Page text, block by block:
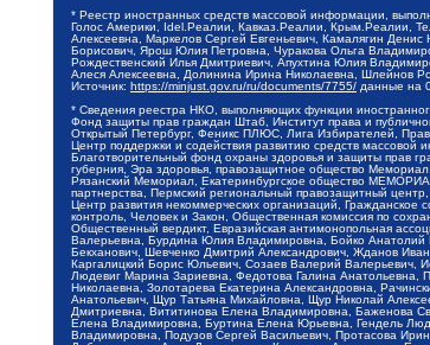
* Реестр иностранных средств массовой информации,
Голос Америки, Idel.Реалии, Кавказ.Реалии, Крым.Реалии,
Алексеевна, Маркелов Сергей Евгеньевич, Камалягин
Борисович, Ярош Юлия Петровна, Чуракова Ольга
Рождественский Илья Дмитриевич, Апухтина Юлия
Алеся Алексеевна, Долинина Ирина Николаевна, Шлейнов
Источник: https://minjust.gov.ru/ru/documents/7755/ данные на
* Сведения реестра НКО, выполняющих функции
Фонд защиты прав граждан Штаб, Институт права и
Открытый Петербург, Феникс ПЛЮС, Лига Избирателей,
Центр поддержки и содействия развитию средств
Благотворительный фонд охраны здоровья и защиты прав
губерния, Эра здоровья, правозащитное общество
Рязанский Мемориал, Екатеринбургское общество
партнерства, Пермский региональный правозащитный
Центр развития некоммерческих организаций,
контроль, Человек и Закон, Общественная комиссия по
Общественный вердикт, Евразийская антимонопольная
Валерьевна, Бурдина Юлия Владимировна, Бойко Анатолий
Бекханович, Шевченко Дмитрий Александрович, Жданов
Каргалицкий Борис Юльевич, Созаев Валерий Валерьевич,
Людевиг Марина Зариевна, Федотова Галина Анатольевна,
Николаевна, Золотарева Екатерина Александровна,
Анатольевич, Щур Татьяна Михайловна, Щур Николай
Дмитриевна, Вититинова Елена Владимировна, Баженова
Елена Владимировна, Буртина Елена Юрьевна, Гендель
Владимировна, Подузов Сергей Васильевич, Протасова